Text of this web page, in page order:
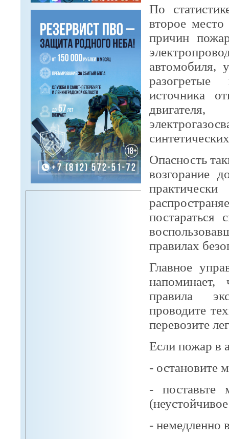
По
второе
причин
автомобиля,
разогретые
источника
Опасность
возгорание
постараться
правилах
Главное
напоминает,
правила
проводите
перевозите
Если пожар в
- остановите
- поставьте
- немедленно